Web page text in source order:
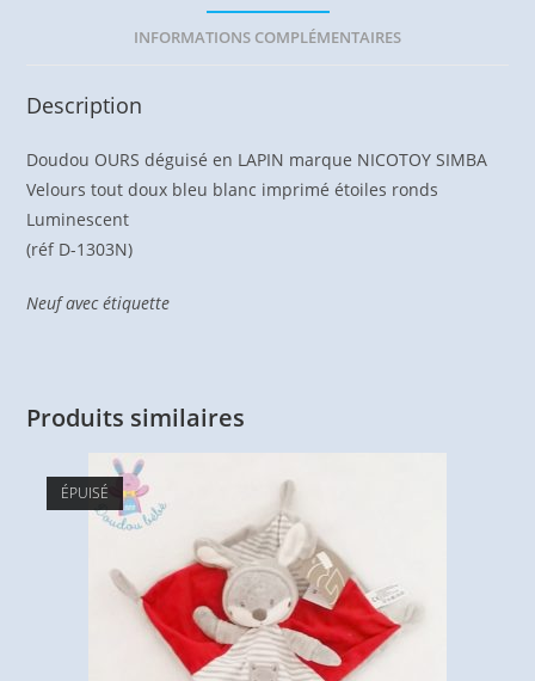
INFORMATIONS COMPLÉMENTAIRES
Description
Doudou OURS déguisé en LAPIN marque NICOTOY SIMBA
Velours tout doux bleu blanc imprimé étoiles ronds
Luminescent
(réf D-1303N)
Neuf avec étiquette
Produits similaires
ÉPUISÉ